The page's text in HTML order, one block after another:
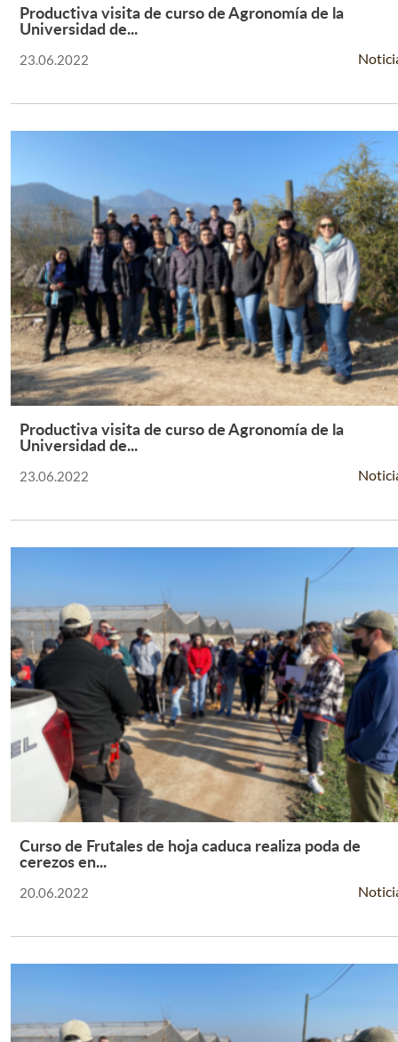
Leer Más +
Productiva visita de curso de Agronomía de la
Universidad de...
23.06.2022
Leer Más +
Productiva visita de curso de Agronomía de la
Universidad de...
23.06.2022
Leer Más +
Curso de Frutales de hoja caduca realiza poda de
cerezos en...
20.06.2022